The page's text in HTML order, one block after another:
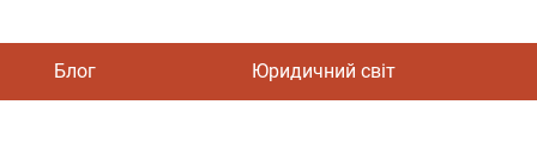
Блог Юридичний світ